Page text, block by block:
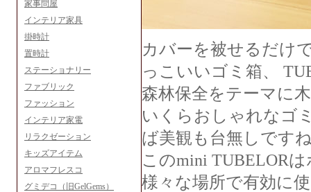
家事問屋
インテリア家具
掛時計
置時計
ステーショナリー
ファブリック
ファッション
インテリア家電
リラクゼーション
キッズアイテム
アロマフレスコ
グミデコ（旧GelGems）
カバーを被せるだけ
っこいいゴミ箱、
森林保全をテーマに
いくらおしゃれなゴ
ば美観も台無しです
このmini TUBELOR
様々な場所で有効に